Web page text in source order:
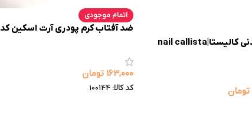
پک لاک‌های به‌یاد‌ماندنی کالیستا|nail callista
تومان
اتمام موجودی
ضد آفتاب کرم پودری آرت اسکین کد 973127
۱۶۳,۰۰۰ تومان
کد کالا: 100144